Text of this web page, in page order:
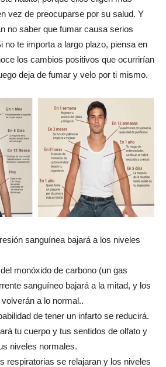
vez de preocuparse por su salud. Y
no saber que fumar causa serios
no te importa a largo plazo, piensa en
los cambios positivos que ocurrirían
deja de fumar y velo por ti mismo.
sanguínea bajará a los niveles
monóxido de carbono (un gas
sanguíneo bajará a la mitad, y los
a lo normal..
de tener un infarto se reducirá.
tu cuerpo y tus sentidos de olfato y
niveles normales.
respiratorias se relajaran y los niveles